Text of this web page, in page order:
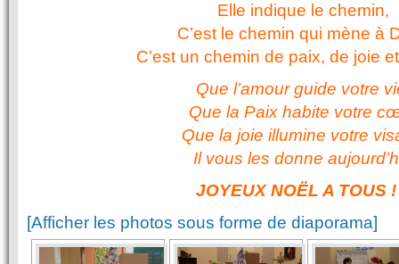
Elle indique le chemin,
C’est le chemin qui mène à
C’est un chemin de paix, de joie
Que l’amour guide votre
Que la Paix habite votre
Que la joie illumine votre
Il vous les donne
JOYEUX NOËL A TOUS !
[Afficher les photos sous forme de diaporama]